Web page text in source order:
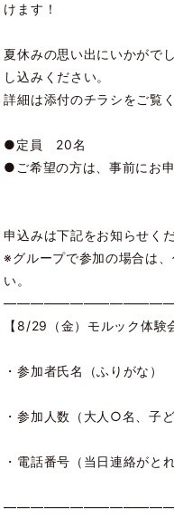
けます！
夏休みの思い出にいかがで
し込みください。
詳細は添付のチラシをご覧く
●定員 20名
●ご希望の方は、事前にお
申込みは下記をお知らせく
※グループで参加の場合は
い。
【8/29（金）モルック体験
・参加者氏名（ふりがな）
・参加人数（大人○名、子
・電話番号（当日連絡がと